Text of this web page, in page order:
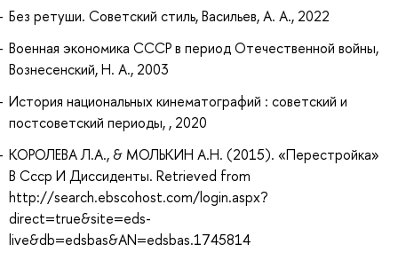
Без ретуши. Советский стиль, Васильев, А. А., 2022
Военная экономика СССР в период Отечественной войны,
Вознесенский, Н. А., 2003
История национальных кинематографий : советский и
постсоветский периоды, , 2020
КОРОЛЕВА Л.А., & МОЛЬКИН А.Н. (2015). «Перестройка»
В Ссср И Диссиденты. Retrieved from
http://search.ebscohost.com/login.aspx?
direct=true&site=eds-
live&db=edsbas&AN=edsbas.1745814